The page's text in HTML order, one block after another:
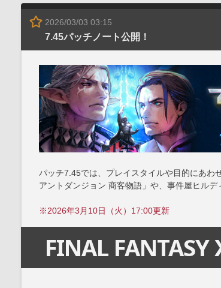
2026/03/03 03:15
7.45パッチノート公開！
パッチ7.45では、プレイスタイルや目的にあわ
アントダンジョン 商客物語」や、事件屋ヒルデ
※2026年3月10日（火）17:00更新
FINAL